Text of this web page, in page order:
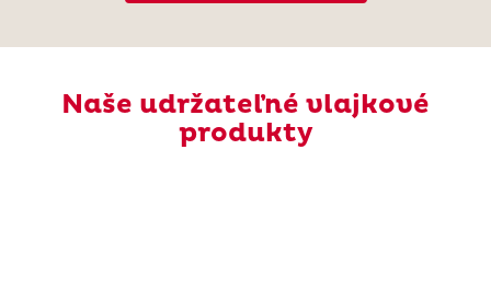
Naše udržateľné vlajkové
produkty